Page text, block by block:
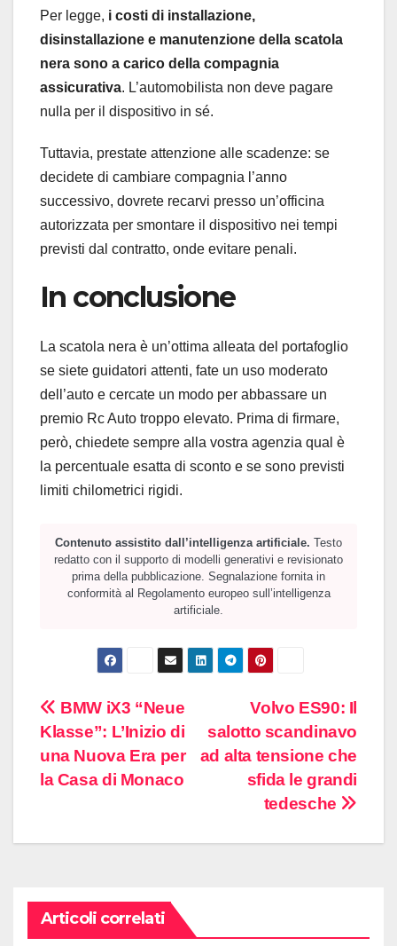
Per legge, i costi di installazione,
disinstallazione e manutenzione della scatola
nera sono a carico della compagnia
assicurativa. L’automobilista non deve pagare
nulla per il dispositivo in sé.
Tuttavia, prestate attenzione alle scadenze: se
decidete di cambiare compagnia l’anno
successivo, dovrete recarvi presso un’officina
autorizzata per smontare il dispositivo nei tempi
previsti dal contratto, onde evitare penali.
In conclusione
La scatola nera è un’ottima alleata del portafoglio
se siete guidatori attenti, fate un uso moderato
dell’auto e cercate un modo per abbassare un
premio Rc Auto troppo elevato. Prima di firmare,
però, chiedete sempre alla vostra agenzia qual è
la percentuale esatta di sconto e se sono previsti
limiti chilometrici rigidi.
Contenuto assistito dall’intelligenza artificiale. Testo
redatto con il supporto di modelli generativi e revisionato
prima della pubblicazione. Segnalazione fornita in
conformità al Regolamento europeo sull’intelligenza
artificiale.
Navigazione
articoli
Volvo ES90: Il
salotto scandinavo
ad alta tensione che
sfida le grandi
tedesche
BMW iX3 “Neue
Klasse”: L’Inizio di
una Nuova Era per
la Casa di Monaco
Articoli correlati